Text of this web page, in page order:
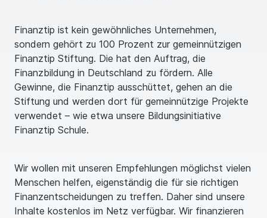
Finanztip ist kein gewöhnliches Unternehmen,
sondern gehört zu 100 Prozent zur gemeinnützigen
Finanztip Stiftung. Die hat den Auftrag, die
Finanzbildung in Deutschland zu fördern. Alle
Gewinne, die Finanztip ausschüttet, gehen an die
Stiftung und werden dort für gemeinnützige Projekte
verwendet – wie etwa unsere Bildungsinitiative
Finanztip Schule.
Wir wollen mit unseren Empfehlungen möglichst vielen
Menschen helfen, eigenständig die für sie richtigen
Finanzentscheidungen zu treffen. Daher sind unsere
Inhalte kostenlos im Netz verfügbar. Wir finanzieren